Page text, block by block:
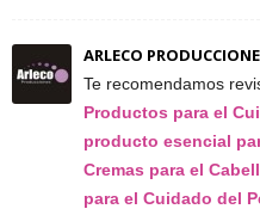
ARLECO
Te recomendamos
Productos para el
producto esencial
Cremas para el
para el Cuidado del